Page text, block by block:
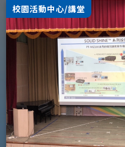
校園活動中心/講堂